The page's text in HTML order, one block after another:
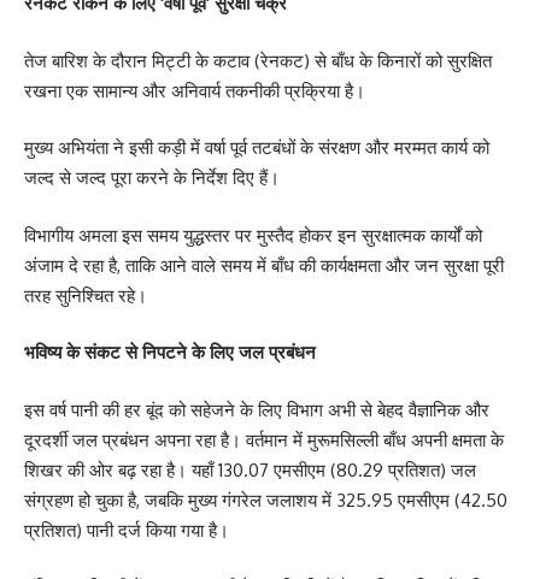
तेज बारिश के दौरान मिट्टी के कटाव (रेनकट) से बाँध के किनारों को सुरक्षित
रखना एक सामान्य और अनिवार्य तकनीकी प्रक्रिया है।
मुख्य अभियंता ने इसी कड़ी में वर्षा पूर्व तटबंधों के संरक्षण और मरम्मत कार्य को
जल्द से जल्द पूरा करने के निर्देश दिए हैं।
विभागीय अमला इस समय युद्धस्तर पर मुस्तैद होकर इन सुरक्षात्मक कार्यों को
अंजाम दे रहा है, ताकि आने वाले समय में बाँध की कार्यक्षमता और जन सुरक्षा पूरी
तरह सुनिश्चित रहे।
भविष्य के संकट से निपटने के लिए जल प्रबंधन
इस वर्ष पानी की हर बूंद को सहेजने के लिए विभाग अभी से बेहद वैज्ञानिक और
दूरदर्शी जल प्रबंधन अपना रहा है। वर्तमान में मुरूमसिल्ली बाँध अपनी क्षमता के
शिखर की ओर बढ़ रहा है। यहाँ 130.07 एमसीएम (80.29 प्रतिशत) जल
संग्रहण हो चुका है, जबकि मुख्य गंगरेल जलाशय में 325.95 एमसीएम (42.50
प्रतिशत) पानी दर्ज किया गया है।